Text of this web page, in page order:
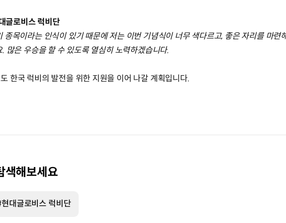
글로비스 럭비단
종목이라는 인식이 있기 때문에 저는 이번 기념식이 너무 색다르고, 좋은 자리를 마련
많은 우승을 할 수 있도록 열심히 노력하겠습니다.
한국 럭비의 발전을 위한 지원을 이어 나갈 계획입니다.
색해보세요
대글로비스 럭비단